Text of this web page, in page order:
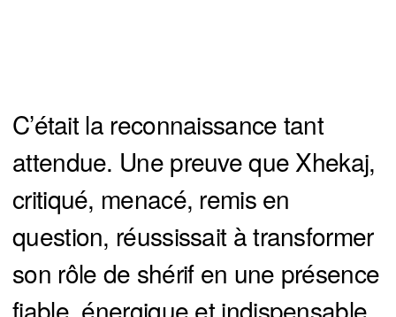
C’était la reconnaissance tant
attendue. Une preuve que Xhekaj,
critiqué, menacé, remis en
question, réussissait à transformer
son rôle de shérif en une présence
fiable, énergique et indispensable.